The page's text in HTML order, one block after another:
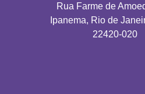
Rua Farme de
Ipanema, Rio de
22420-020